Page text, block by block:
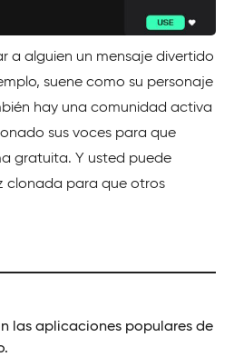
a alguien un mensaje divertido
suene como su personaje
hay una comunidad activa
sus voces para que
gratuita. Y usted puede
clonada para que otros
las aplicaciones populares de